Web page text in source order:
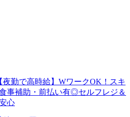
勤で高時給】WワークOK！スキ
事補助・前払い有◎セルフレジ＆
心